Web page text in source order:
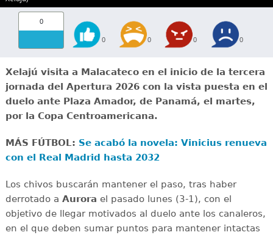
0
0 0 0 0
Xelajú visita a Malacateco en el inicio de la tercera
jornada del Apertura 2026 con la vista puesta en el
duelo ante Plaza Amador, de Panamá, el martes,
por la Copa Centroamericana.
MÁS FÚTBOL: Se acabó la novela: Vinicius renueva
con el Real Madrid hasta 2032
Los chivos buscarán mantener el paso, tras haber
derrotado a Aurora el pasado lunes (3-1), con el
objetivo de llegar motivados al duelo ante los canaleros,
en el que deben sumar puntos para mantener intactas